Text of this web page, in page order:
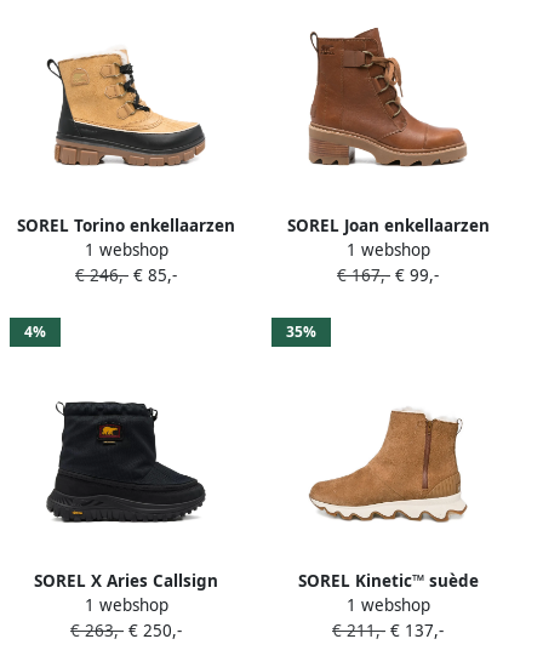
SOREL Torino enkellaarzen
Bruin
1 webshop
€ 246,- € 85,-
SOREL Joan enkellaarzen
Bruin
1 webshop
€ 167,- € 99,-
4%
SOREL X Aries Callsign
Horizon enkellaarzen Zwart
1 webshop
€ 263,- € 250,-
35%
SOREL Kinetic™ suède
sneakerlaarzen Bruin
1 webshop
€ 211,- € 137,-